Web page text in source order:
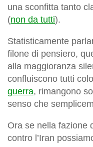
una sconfitta tanto
(non da tutti).
Statisticamente
filone di pensiero,
alla maggioranza
confluiscono tutti
guerra, rimangono
senso che
Ora se nella fazione
contro l’Iran